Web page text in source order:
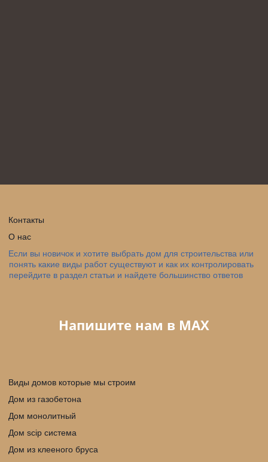
Контакты
О нас
Если вы новичок и хотите выбрать дом для строительства или
понять какие виды работ существуют и как их контролировать
перейдите в раздел статьи и найдете большинство ответов
Напишите нам в МАX
Виды домов которые мы строим
Дом из газобетона
Дом монолитный
Дом scip cистема
Дом из клееного бруса